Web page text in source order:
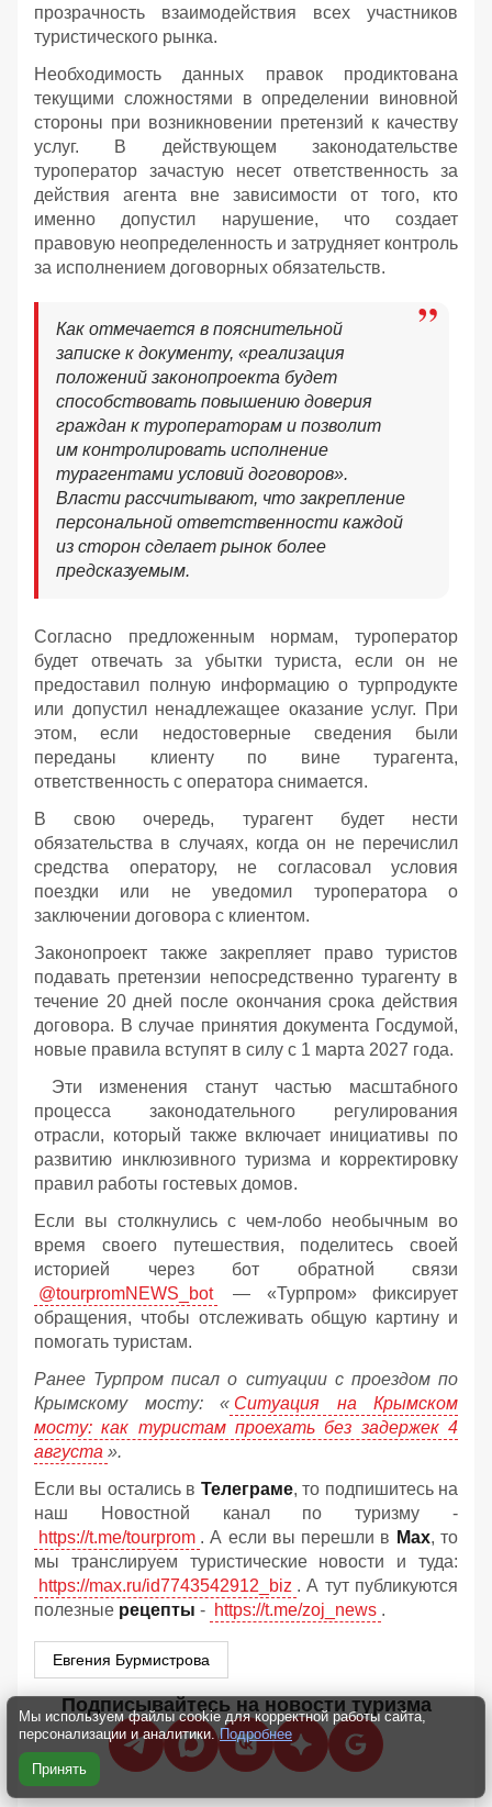
прозрачность взаимодействия всех участников
туристического рынка.
Необходимость данных правок продиктована
текущими сложностями в определении виновной
стороны при возникновении претензий к качеству
услуг. В действующем законодательстве
туроператор зачастую несет ответственность за
действия агента вне зависимости от того, кто
именно допустил нарушение, что создает
правовую неопределенность и затрудняет контроль
за исполнением договорных обязательств.
Как отмечается в пояснительной
записке к документу, «реализация
положений законопроекта будет
способствовать повышению доверия
граждан к туроператорам и позволит
им контролировать исполнение
турагентами условий договоров».
Власти рассчитывают, что закрепление
персональной ответственности каждой
из сторон сделает рынок более
предсказуемым.
Согласно предложенным нормам, туроператор
будет отвечать за убытки туриста, если он не
предоставил полную информацию о турпродукте
или допустил ненадлежащее оказание услуг. При
этом, если недостоверные сведения были
переданы клиенту по вине турагента,
ответственность с оператора снимается.
В свою очередь, турагент будет нести
обязательства в случаях, когда он не перечислил
средства оператору, не согласовал условия
поездки или не уведомил туроператора о
заключении договора с клиентом.
Законопроект также закрепляет право туристов
подавать претензии непосредственно турагенту в
течение 20 дней после окончания срока действия
договора. В случае принятия документа Госдумой,
новые правила вступят в силу с 1 марта 2027 года.
Эти изменения станут частью масштабного
процесса законодательного регулирования
отрасли, который также включает инициативы по
развитию инклюзивного туризма и корректировку
правил работы гостевых домов.
Если вы столкнулись с чем-лобо необычным во
время своего путешествия, поделитесь своей
историей через бот обратной связи
@tourpromNEWS_bot
— «Турпром» фиксирует
обращения, чтобы отслеживать общую картину и
помогать туристам.
Ранее Турпром писал о ситуации с проездом по
Крымскому мосту: « Ситуация на Крымском
мосту: как туристам проехать без задержек 4
августа ».
Если вы остались в Телеграме, то подпишитесь на
наш Новостной канал по туризму -
https://t.me/tourprom . А если вы перешли в Мах, то
мы транслируем туристические новости и туда:
https://max.ru/id7743542912_biz . А тут публикуются
полезные рецепты - https://t.me/zoj_news .
Евгения Бурмистрова
Подписывайтесь на новости туризма
Мы используем файлы cookie для корректной работы сайта,
персонализации и аналитики. Подробнее
Принять